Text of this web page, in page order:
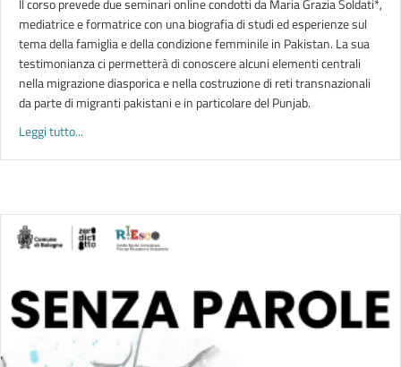
Il corso prevede due seminari online condotti da Maria Grazia Soldati*,
mediatrice e formatrice con una biografia di studi ed esperienze sul
tema della famiglia e della condizione femminile in Pakistan. La sua
testimonianza ci permetterà di conoscere alcuni elementi centrali
nella migrazione diasporica e nella costruzione di reti transnazionali
da parte di migranti pakistani e in particolare del Punjab.
Leggi tutto...